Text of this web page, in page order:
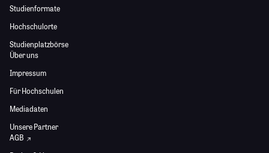
Studienformate
Hochschulorte
Studienplatzbörse
Über uns
Impressum
Für Hochschulen
Mediadaten
Unsere Partner
AGB